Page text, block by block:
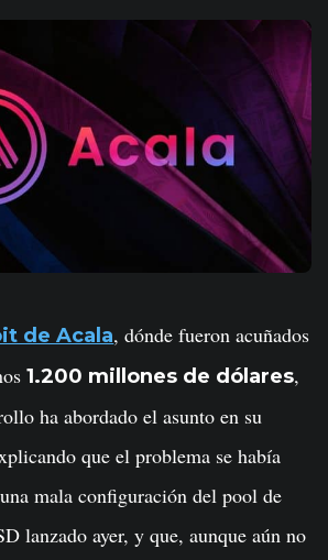
de Acala, dónde fueron acuñados
1.200 millones de dólares,
ha abordado el asunto en su
que el problema se había
mala configuración del pool de
lanzado ayer, y que, aunque aún no